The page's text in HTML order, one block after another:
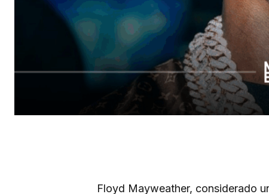
Floyd Mayweather, considerado